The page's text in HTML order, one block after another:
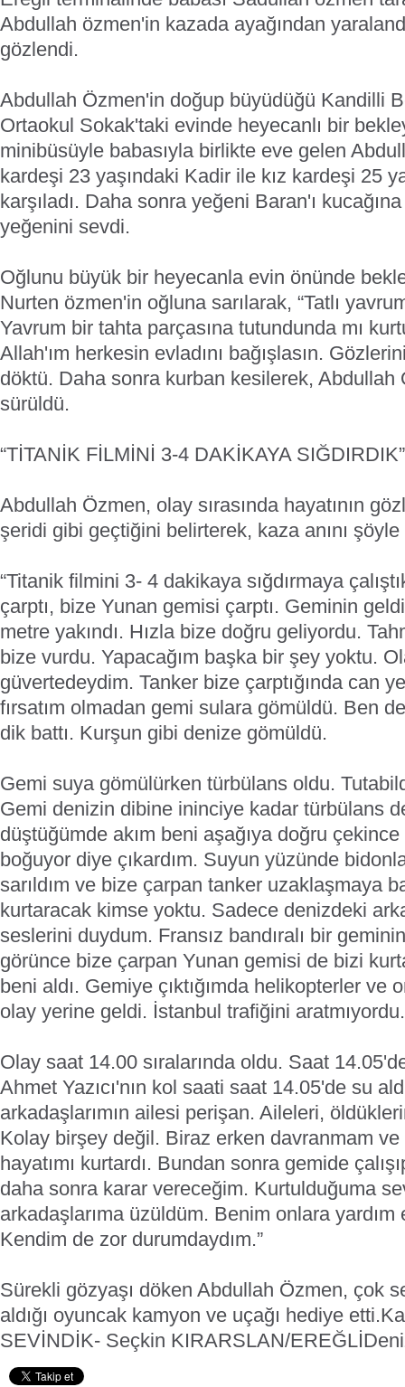
Abdullah özmen'in kazada ayağından
gözlendi.
Abdullah Özmen'in doğup büyüdüğü Kandilli
Ortaokul Sokak'taki evinde heyecanlı bir
minibüsüyle babasıyla birlikte eve gelen
kardeşi 23 yaşındaki Kadir ile kız kardeşi 25
karşıladı. Daha sonra yeğeni Baran'ı
yeğenini sevdi.
Oğlunu büyük bir heyecanla evin önünde
Nurten özmen'in oğluna sarılarak, “Tatlı
Yavrum bir tahta parçasına tutundunda mı
Allah'ım herkesin evladını bağışlasın.
döktü. Daha sonra kurban kesilerek, Abdullah
sürüldü.
“TİTANİK FİLMİNİ 3-4 DAKİKAYA SIĞDIRDIK”
Abdullah Özmen, olay sırasında hayatının
şeridi gibi geçtiğini belirterek, kaza anını şöyle
“Titanik filmini 3- 4 dakikaya sığdırmaya
çarptı, bize Yunan gemisi çarptı. Geminin
metre yakındı. Hızla bize doğru geliyordu.
bize vurdu. Yapacağım başka bir şey yoktu.
güvertedeydim. Tanker bize çarptığında can
fırsatım olmadan gemi sulara gömüldü. Ben
dik battı. Kurşun gibi denize gömüldü.
Gemi suya gömülürken türbülans oldu.
Gemi denizin dibine ininciye kadar türbülans
düştüğümde akım beni aşağıya doğru
boğuyor diye çıkardım. Suyun yüzünde
sarıldım ve bize çarpan tanker uzaklaşmaya
kurtaracak kimse yoktu. Sadece denizdeki
seslerini duydum. Fransız bandıralı bir
görünce bize çarpan Yunan gemisi de bizi
beni aldı. Gemiye çıktığımda helikopterler ve
olay yerine geldi. İstanbul trafiğini aratmıyordu.
Olay saat 14.00 sıralarında oldu. Saat
Ahmet Yazıcı'nın kol saati saat 14.05'de su
arkadaşlarımın ailesi perişan. Aileleri,
Kolay birşey değil. Biraz erken davranmam ve
hayatımı kurtardı. Bundan sonra gemide
daha sonra karar vereceğim. Kurtulduğuma
arkadaşlarıma üzüldüm. Benim onlara yardım
Kendim de zor durumdaydım.”
Sürekli gözyaşı döken Abdullah Özmen, çok
aldığı oyuncak kamyon ve uçağı hediye etti.
SEVİNDİK- Seçkin KIRARSLAN/EREĞLİ